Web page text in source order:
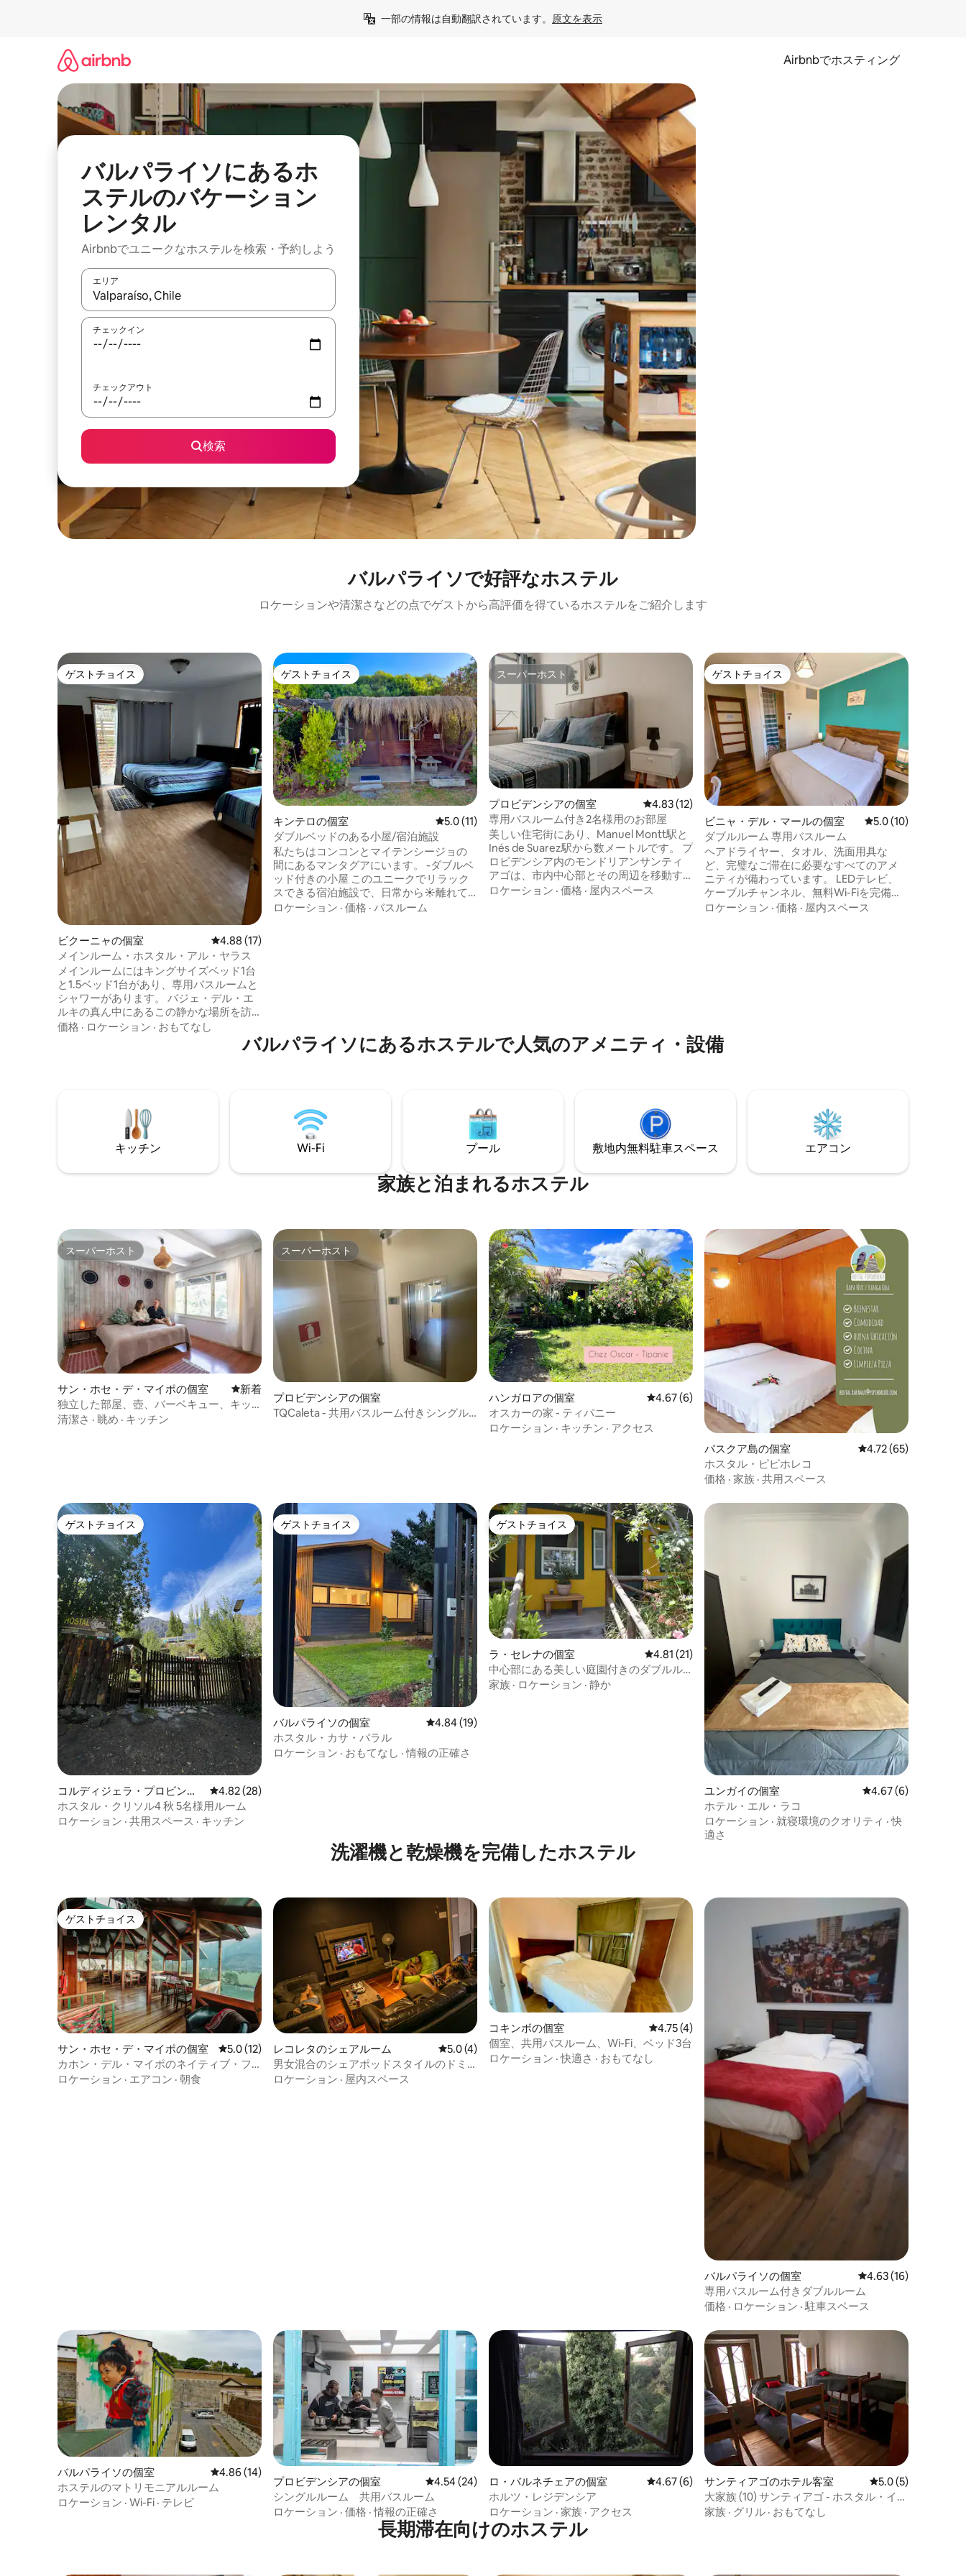
一部の情報は自動翻訳されています。 原文を表示
Airbnbでホスティング
バルパライソにあるホ
ステルのバケーション
レンタル
Airbnbでユニークなホステルを検索・予約しよう
エリア
検索結果が表示されたら、上下の矢印キーを使って移動するか、画面をタッチまたはスワイプして検索結果を確認することができます。
チェックイン
チェックアウト
検索
バルパライソで好評なホステル
ロケーションや清潔さなどの点でゲストから高評価を得ているホステルをご紹介します
ゲストチョイス
ゲストチョイス
ビクーニャの個室 レビュー17件、5つ星中4.88つ星の平均評価
4.88 (17)
メインルーム・ホスタル・アル・ヤラス
メインルームにはキングサイズベッド1台
と1.5ベッド1台があり、専用バスルームと
シャワーがあります。 バジェ・デル・エ
ルキの真ん中にあるこの静かな場所を訪
れてください。 この小さな町で「静寂に
耳を傾ける」ことができます。 Hostal Al
Yarasは、ビクーニャから7 km、ピスコ・
光スポットがすぐ近くにあります。
価格 · ロケーション · おもてなし
ゲストチョイス
ゲストチョイス
キンテロの個室 レビュー11件、5つ星中5.0つ星の平均評価
5.0 (11)
ダブルベッドのある小屋/宿泊施設
私たちはコンコンとマイテンシージョの
間にあるマンタグアにいます。 -ダブルベ
ッド付きの小屋 このユニークでリラック
スできる宿泊施設で、日常から☀️離れて
ください。社内管理のため、重要なお知
ロケーション · 価格 · バスルーム
スーパーホスト
スーパーホスト
プロビデンシアの個室 レビュー12件、5つ星中4.83つ星の平均評価
4.83 (12)
専用バスルーム付き2名様用のお部屋
美しい住宅街にあり、Manuel Montt駅と
Inés de Suarez駅から数メートルです。 プ
ロビデンシア内のモンドリアンサンティ
アゴは、市内中心部とその周辺を移動す
るのに最適なオプションであり、公共交
ロケーション · 価格 · 屋内スペース
ゲストチョイス
ゲストチョイス
ビニャ・デル・マールの個室 レビュー10件、5つ
5.0 (10)
ダブルルーム 専用バスルーム
ヘアドライヤー、タオル、洗面用具な
ど、完璧なご滞在に必要なすべてのアメ
ニティが備わっています。 LEDテレビ、
ケーブルチャンネル、無料Wi-Fiを完備。
お部屋のミニバーでは、お飲み物を冷や
ロケーション · 価格 · 屋内スペース
バルパライソにあるホステルで人気のアメニティ・設備
キッチン Wi-Fi プール 敷地内無料駐⁠車ス⁠ペ⁠ー⁠ス エアコン
家族と泊まれるホステル
スーパーホスト
スーパーホスト
サン・ホセ・デ・マイポの個室 新しい宿泊先
新着
独立した部屋、壺、バーベキュー、キッ
チン
清潔さ · 眺め · キッチン
スーパーホスト
スーパーホスト
プロビデンシアの個室
TQCaleta - 共用バスルーム付きシングル
ハンガロアの個室 レビュー6件、5つ星中4.67つ星の平均評価
4.67 (6)
オスカーの家 - ティパニー
ロケーション · キッチン · アクセス
パスクア島の個室
レビュー65件、5つ
4.72 (65)
ホスタル・ピピホレコ
価格 · 家族 · 共用スペース
ゲストチョイス
ゲストチョイス
コルディジェラ・プロビンス
の個室
レビュー28件、5つ星中4.82つ星の平均評価
4.82 (28)
ホスタル・クリソル4 秋 5名様用ルーム
ロケーション · 共用スペース · キッチン
ゲストチョイス
ゲストチョイス
バルパライソの個室 レビュー19件、5つ星中4.84つ星の平均評価
4.84 (19)
ホスタル・カサ・パラル
ロケーション · おもてなし ·情報の正確さ
ゲストチョイス
ゲストチョイス
ラ・セレナの個室 レビュー21件、5つ星中4.81つ星の平均評価
4.81 (21)
中心部にある美しい庭園付きのダブルル
ーム
家族 · ロケーション · 静か
ユンガイの個室 レビュー6件、5つ星
4.67 (6)
ホテル・エル・ラコ
ロケーション · 就寝環境のクオリティ ·快
適さ
洗濯機と乾燥機を完備したホステル
ゲストチョイス
ゲストチョイス
サン・ホセ・デ・マイポの個室 レビュー12件、5つ星中5.0つ星の平均評価
5.0 (12)
カホン・デル・マイポのネイティブ・フ
ォレストでのロマンチックな休暇
ロケーション · エアコン · 朝食
レコレタのシェアルーム レビュー4件、5つ星中5.0つ星の平均評価
5.0 (4)
男女混合のシェアポッドスタイルのドミ
トリーのベッド（ポッドスタイル）。
ロケーション · 屋内スペース
コキンボの個室 レビュー4件、5つ星中4.75つ星の平均評価
4.75 (4)
個室、共用バスルーム、Wi-Fi、ベッド3台
ロケーション ·快適さ · おもてなし
バルパライソの個室 レビュー16件、5つ
4.63 (16)
専用バスルーム付きダブルルーム
価格 · ロケーション ·駐車スペース
バルパライソの個室 レビュー14件、5つ星中4.86つ星の平均評価
4.86 (14)
ホステルのマトリモニアルルーム
ロケーション · Wi-Fi · テレビ
プロビデンシアの個室 レビュー24件、5つ星中4.54つ星の平均評価
4.54 (24)
シングルルーム 共用バスルーム
ロケーション · 価格 ·情報の正確さ
ロ・バルネチェアの個室 レビュー6件、5つ星中4.67つ星の平均評価
4.67 (6)
ホルツ・レジデンシア
ロケーション · 家族 · アクセス
サンティアゴのホテル客室 レビュー5件、5つ
5.0 (5)
大家族 (10) サンティアゴ - ホスタル・イル
レアル
家族 · グリル · おもてなし
長期滞在向けのホステル